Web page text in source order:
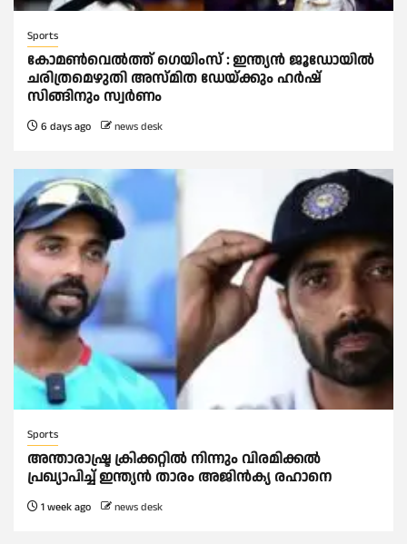
Sports
കോമണ്‍വെല്‍ത്ത് ഗെയിംസ് : ഇന്ത്യന്‍ ജൂഡോയിൽ
ചരിത്രമെഴുതി അസ്മിത ഡേയ്‌ക്കും ഹര്‍ഷ്
സിങ്ങിനും സ്വര്‍ണം
6 days ago news desk
Sports
അന്താരാഷ്ട്ര ക്രിക്കറ്റില്‍ നിന്നും വിരമിക്കല്‍
പ്രഖ്യാപിച്ച്‌ ഇന്ത്യൻ താരം അജിൻക്യ രഹാനെ
1 week ago news desk